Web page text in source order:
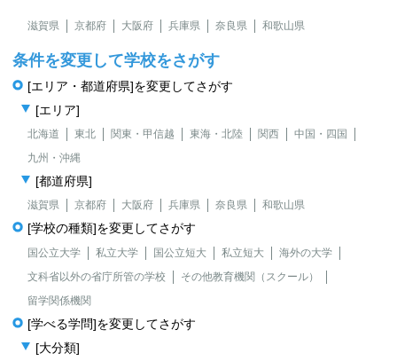
滋賀県 京都府 大阪府 兵庫県 奈良県 和歌山県
条件を変更して学校をさがす
[エリア・都道府県]を変更してさがす
[エリア]
北海道 東北 関東・甲信越 東海・北陸 関西
中国・四国
九州・沖縄
[都道府県]
滋賀県 京都府 大阪府 兵庫県 奈良県 和歌山県
[学校の種類]を変更してさがす
国公立大学 私立大学 国公立短大 私立短大
海外の大学
文科省以外の省庁所管の学校
その他教育機関（スクール）
留学関係機関
[学べる学問]を変更してさがす
[大分類]